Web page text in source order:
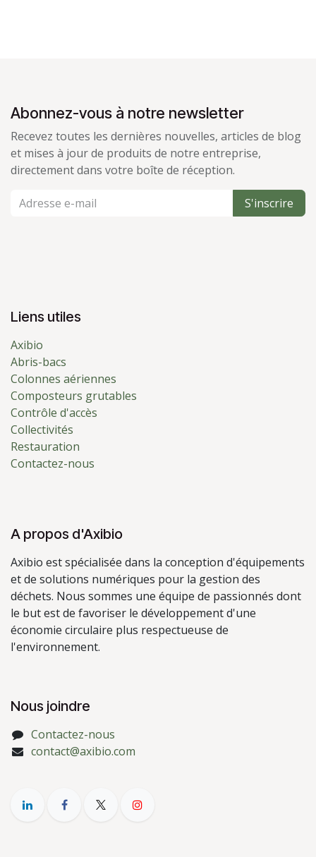
Abonnez-vous à notre newsletter
Recevez toutes les dernières nouvelles, articles de blog
et mises à jour de produits de notre entreprise,
directement dans votre boîte de réception.
S'inscrire
Liens utiles
Axibio
Abris-bacs
Colonnes aériennes
Composteurs grutables
Contrôle d'accès
Collectivités
Restauration
Contactez-nous
A propos d'Axibio
Axibio est spécialisée dans la conception d'équipements
et de solutions numériques pour la gestion des
déchets. Nous sommes une équipe de passionnés dont
le but est de favoriser le développement d'une
économie circulaire plus respectueuse de
l'environnement.
Nous joindre
Contactez-nous
contact@axibio.com